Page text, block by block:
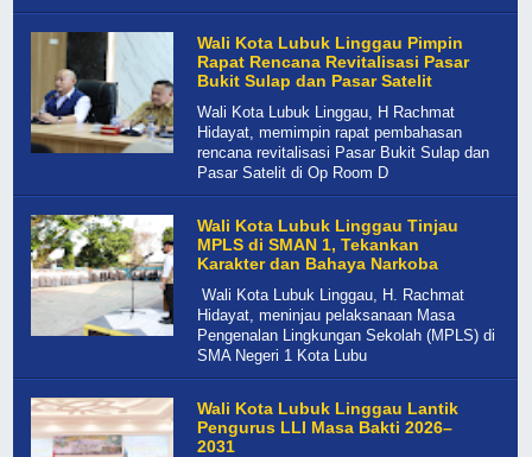
Wali Kota Lubuk Linggau Pimpin
Rapat Rencana Revitalisasi Pasar
Bukit Sulap dan Pasar Satelit
Wali Kota Lubuk Linggau, H Rachmat
Hidayat, memimpin rapat pembahasan
rencana revitalisasi Pasar Bukit Sulap dan
Pasar Satelit di Op Room D
Wali Kota Lubuk Linggau Tinjau
MPLS di SMAN 1, Tekankan
Karakter dan Bahaya Narkoba
Wali Kota Lubuk Linggau, H. Rachmat
Hidayat, meninjau pelaksanaan Masa
Pengenalan Lingkungan Sekolah (MPLS) di
SMA Negeri 1 Kota Lubu
Wali Kota Lubuk Linggau Lantik
Pengurus LLI Masa Bakti 2026–
2031